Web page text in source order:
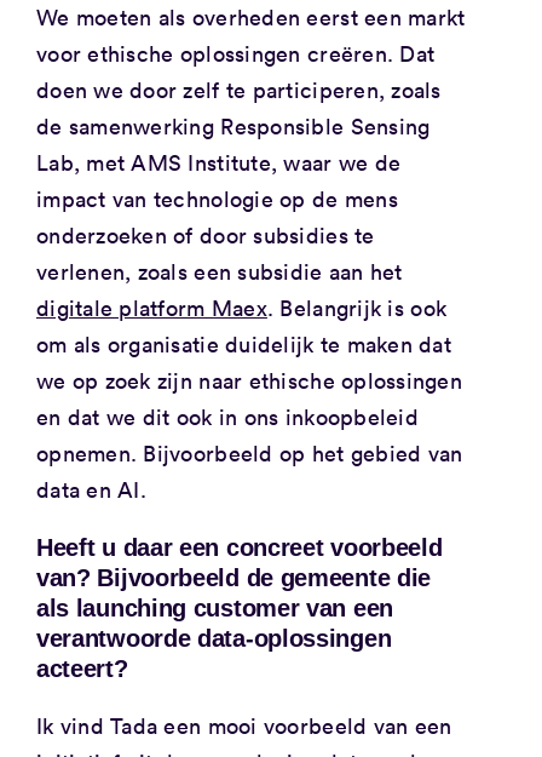
We moeten als overheden eerst een markt
voor ethische oplossingen creëren. Dat
doen we door zelf te participeren, zoals
de samenwerking Responsible Sensing
Lab, met AMS Institute, waar we de
impact van technologie op de mens
onderzoeken of door subsidies te
verlenen, zoals een subsidie aan het
digitale platform Maex. Belangrijk is ook
om als organisatie duidelijk te maken dat
we op zoek zijn naar ethische oplossingen
en dat we dit ook in ons inkoopbeleid
opnemen. Bijvoorbeeld op het gebied van
data en AI.
Heeft u daar een concreet voorbeeld
van? Bijvoorbeeld de gemeente die
als launching customer van een
verantwoorde data-oplossingen
acteert?
Ik vind Tada een mooi voorbeeld van een